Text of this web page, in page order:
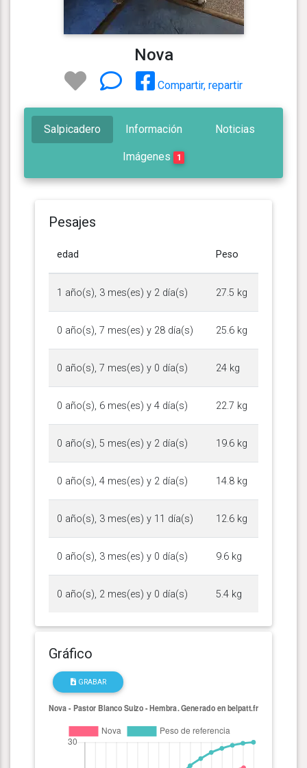
Nova
Compartir, repartir
Salpicadero Información Noticias
Imágenes 1
Pesajes
edad Peso
1 año(s), 3 mes(es) y 2 día(s) 27.5 kg
0 año(s), 7 mes(es) y 28 día(s) 25.6 kg
0 año(s), 7 mes(es) y 0 día(s) 24 kg
0 año(s), 6 mes(es) y 4 día(s) 22.7 kg
0 año(s), 5 mes(es) y 2 día(s) 19.6 kg
0 año(s), 4 mes(es) y 2 día(s) 14.8 kg
0 año(s), 3 mes(es) y 11 día(s) 12.6 kg
0 año(s), 3 mes(es) y 0 día(s) 9.6 kg
0 año(s), 2 mes(es) y 0 día(s) 5.4 kg
Gráfico
GRABAR